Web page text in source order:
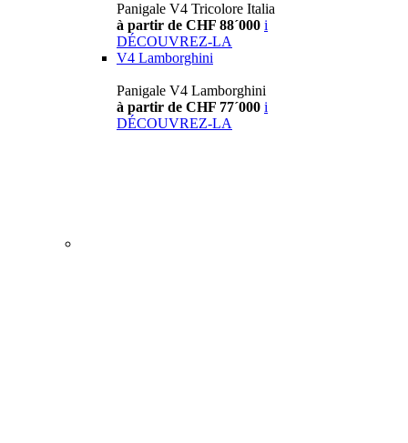
Panigale V4 Tricolore Italia
à partir de CHF 88´000 i
DÉCOUVREZ-LA
V4 Lamborghini
Panigale V4 Lamborghini
à partir de CHF 77´000 i
DÉCOUVREZ-LA